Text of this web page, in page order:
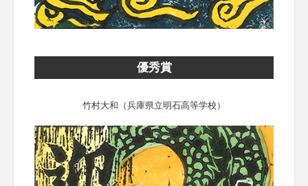
優秀賞
竹村大和（兵庫県立明石高等学校）